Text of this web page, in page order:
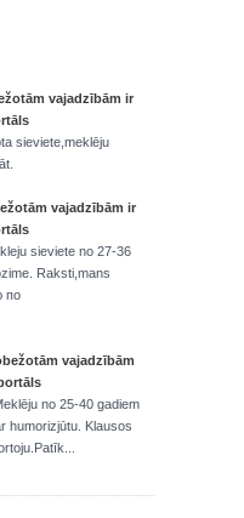
vajadzībām ir
sieviete,meklēju
vajadzībām ir
sieviete no 27-36
Raksti,mans
по
vajadzībām
no 25-40 gadiem
humorizjūtu. Klausos